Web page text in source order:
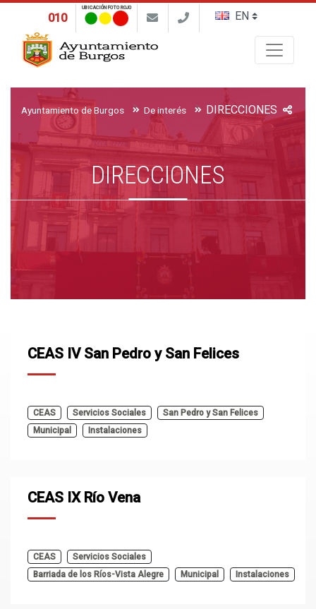
010
UBICACIÓN FOTO ROJO
Ayuntamiento de Burgos De interés DIRECCIONES
DIRECCIONES
CEAS IV San Pedro y San Felices
CEAS Servicios Sociales
San Pedro y San Felices
Municipal
Instalaciones
CEAS IX Río Vena
CEAS
Servicios Sociales
Barriada de los Ríos-Vista Alegre
Municipal Instalaciones